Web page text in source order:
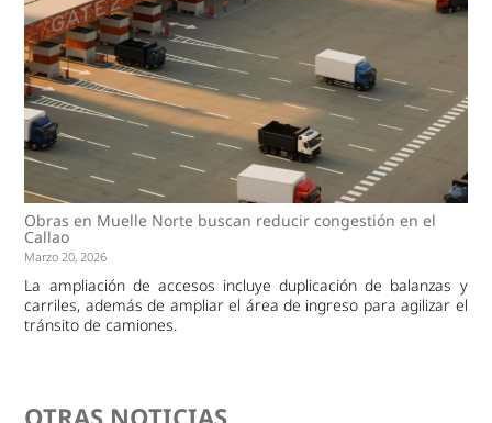
Obras en Muelle Norte buscan reducir congestión en el
Callao
Marzo 20, 2026
La ampliación de accesos incluye duplicación de balanzas y
carriles, además de ampliar el área de ingreso para agilizar el
tránsito de camiones.